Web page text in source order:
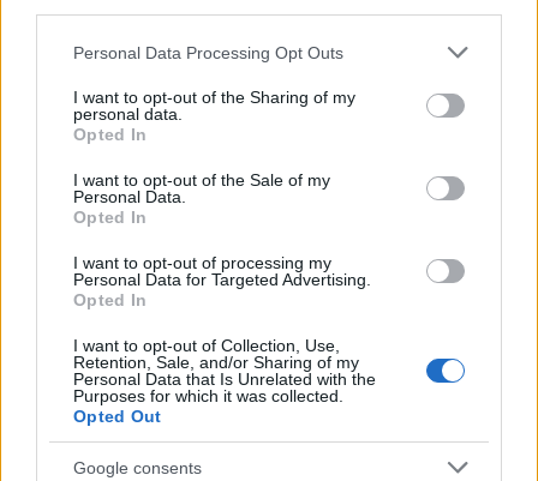
Please note that this website/app uses one or more Google
not limited to your visit or usage behaviour. You may click to
grant or deny consent to Google and its third-party tags to
use your data for below specified purposes in below Google
consent section.
Personal Data Processing Opt Outs
I want to opt-out of the Sharing of my
personal data.
Opted In
I want to opt-out of the Sale of my
Personal Data.
Opted In
I want to opt-out of processing my
Personal Data for Targeted Advertising.
Opted In
I want to opt-out of Collection, Use,
Retention, Sale, and/or Sharing of my
Personal Data that Is Unrelated with the
Purposes for which it was collected.
Opted Out
Google consents
mozgalomhoz tartozó Blüh Irén, a Kassák
Lengyel Lajos, a szegediek közül pedig
Kárász Judit képeit tekintheti meg Langer
Kata művei mellett.
két alkotására, a Munkások című képre és a
magyarországi falvakról készült
kurátor, a Holland Fotómúzeum munkatársa.
Elmondta: Mark Kolthoff fotós Berlinben
ismerkedett meg Besnyő Éva magyar
fényképésszel, aki szintén kulcsfigurája lett a
holland szociofotónak.